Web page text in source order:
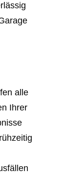
alle
Ihrer